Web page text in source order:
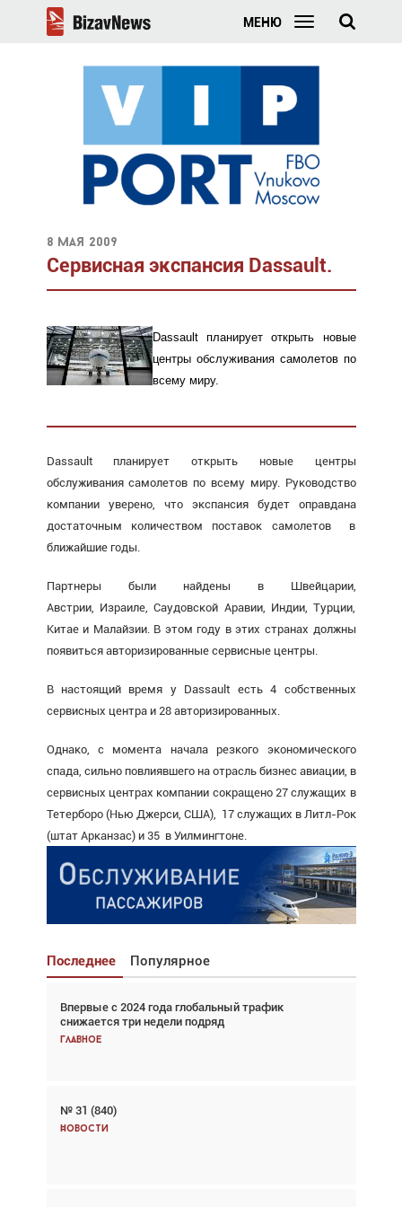
МЕНЮ
8 мая 2009
Сервисная экспансия Dassault.
Dassault планирует открыть новые
центры обслуживания самолетов по
всему миру.
Dassault планирует открыть новые центры
обслуживания самолетов по всему миру. Руководство
компании уверено, что экспансия будет оправдана
достаточным количеством поставок самолетов в
ближайшие годы.
Партнеры были найдены в Швейцарии,
Австрии, Израиле, Саудовской Аравии, Индии, Турции,
Китае и Малайзии. В этом году в этих странах должны
появиться авторизированные сервисные центры.
В настоящий время у Dassault есть 4 собственных
сервисных центра и 28 авторизированных.
Однако, с момента начала резкого экономического
спада, сильно повлиявшего на отрасль бизнес авиации, в
сервисных центрах компании сокращено 27 служащих в
Тетерборо (Нью Джерси, США), 17 служащих в Литл-Рок
(штат Арканзас) и 35 в Уилмингтоне.
Последнее Популярное
Впервые с 2024 года глобальный трафик
снижается три недели подряд
Главное
№ 31 (840)
Новости
Взгляд с высоты: тандем вертолётов и БПЛА в
спасательных операциях
Главное
Авиационный фотограф Дэйв Кох: «Фотография
говорит сама за себя... а ИИ всё портит»